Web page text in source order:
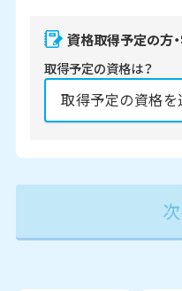
資格取得予定の方
取得予定の資格は？
2027年 2028